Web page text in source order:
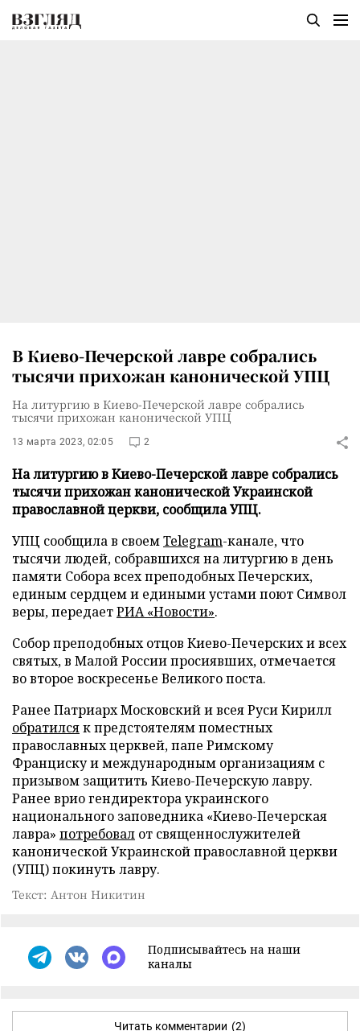
В Киево-Печерской лавре собрались
тысячи прихожан канонической УПЦ
На литургию в Киево-Печерской лавре собрались
тысячи прихожан канонической УПЦ
13 марта 2023, 02:05 2
На литургию в Киево-Печерской лавре собрались
тысячи прихожан канонической Украинской
православной церкви, сообщила УПЦ.
УПЦ сообщила в своемTelegram-канале, что
тысячи людей, собравшихся на литургию в день
памяти Собора всех преподобных Печерских,
единым сердцем и едиными устами поют Символ
веры, передаетРИА «Новости».
Собор преподобных отцов Киево-Печерских и всех
святых, в Малой России просиявших, отмечается
во второе воскресенье Великого поста.
Ранее Патриарх Московский и всея Руси Кирилл
обратилсяк предстоятелям поместных
православных церквей, папе Римскому
Франциску и международным организациям с
призывом защитить Киево-Печерскую лавру.
Ранее врио гендиректора украинского
национального заповедника «Киево-Печерская
лавра» потребовал от священнослужителей
канонической Украинской православной церкви
(УПЦ) покинуть лавру.
Текст: Антон Никитин
Подписывайтесь на наши
каналы
Читать комментарии (2)